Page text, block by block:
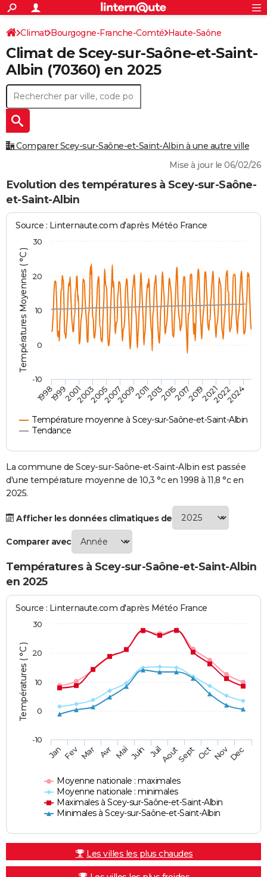
ACTUALITÉS
Politique
Société
Faits Divers
Education
Monde
Villes
+
SPORT
Coupe du monde 2026
Football
Tennis
Cyclisme
Rugby
Forum
CULTURE
Programme TV
TNT
Streaming
Cinéma
Sorties cinéma
Musique
+
FINANCE
Retraite
Impôts
Epargne
Immobilier
Risques naturels par ville
Banque
Assurance
Crédit
AUTO
Essais
Réserver un essai
Citadines
Berlines
SUV
Forum auto
+
HIGH-TECH
Forum
Aménagement intérieur
Extérieur
Cuisine
Salle de bains
Jardinage
Rangement
+WEEK-END
Guides de France
Escapades
Patrimoine
Expositions
Musées
Week-end nature
+
Art de vivre
Bien-être
Loisirs
Mode
Modes de vie
Alimentation
Guide de la santé
Maladies
Médicaments
Sommeil
VOYAGE
Destinations
City break
Voyage nature
Voyage de noces
Forum
Climat
PHOTO
GUIDES D'ACHAT
BONS PLANS
CARTE DE VOEUX
Carte de Noël
Carte Bonne année
Carte Saint-Valentin
Carte Pâques
Carte d'anniversaire
DICTIONNAIRE
Dictionnaire
Biographies
Citations
Expressions
Proverbes
PROGRAMME TV
COPAINS D'AVANT
S'inscrire
Se connecter
Lycées
Collèges
Primaires
Universités
Entreprises
Service militaire
Avis de recherche
AVIS DE DÉCÈS
FORUM
Bricolage
Lifestyle
Culture
Sport
Auto
Television
Voyage
Cinema
Rechercher
S'inscrire
Connexion
Climat Bourgogne-Franche-Comté Haute-Saône
Scey-sur-Saône-et-Saint-Albin
Climat de Scey-sur-Saône-et-Saint-
Albin (70360) en 2025
Comparer Scey-sur-Saône-et-Saint-Albin à une autre ville
Mise à jour le 06/02/26
Evolution des températures à Scey-sur-Saône-
et-Saint-Albin
Températures Moyennes ( °C )
Source : Linternaute.com d'après Météo France
Température moyenne à Scey-sur-Saône-et-Saint-Albin
Tendance
199819992001200320052007200920112013201520172019202120222024
-10
0
10
20
30
La commune de Scey-sur-Saône-et-Saint-Albin est passée
d'une température moyenne de 10,3 °c en 1998 à 11,8 °c en
2025.
Afficher les données climatiques de
Comparer avec
Températures à Scey-sur-Saône-et-Saint-Albin
en 2025
Températures ( °C )
Source : Linternaute.com d'après Météo France
Moyenne nationale : maximales
Moyenne nationale : minimales
Maximales à Scey-sur-Saône-et-Saint-Albin
Minimales à Scey-sur-Saône-et-Saint-Albin
JanFev Mar Avr MaiJuin JuilAoutSept OctNovDec
-10
0
10
20
30
Les villes les plus chaudes